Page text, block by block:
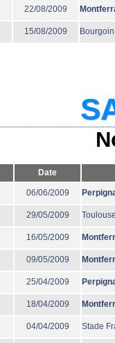
22/08/2009
15/08/2009 Bourgoin
Date
06/06/2009
29/05/2009
16/05/2009
09/05/2009
25/04/2009
18/04/2009
04/04/2009 Stade